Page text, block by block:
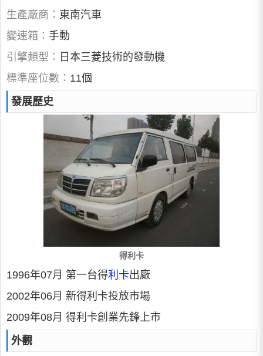
生產廠商： 東南汽車
變速箱： 手動
引擎類型： 日本三菱技術的發動機
標準座位數： 11個
發展歷史
得利卡
1996年07月 第一台得利卡出廠
2002年06月 新得利卡投放市場
2009年08月 得利卡創業先鋒上市
外觀